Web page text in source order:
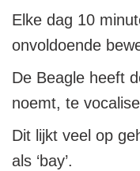
Elke dag 10
onvoldoende
De Beagle heeft
noemt, te
Dit lijkt veel op
als ‘bay’.